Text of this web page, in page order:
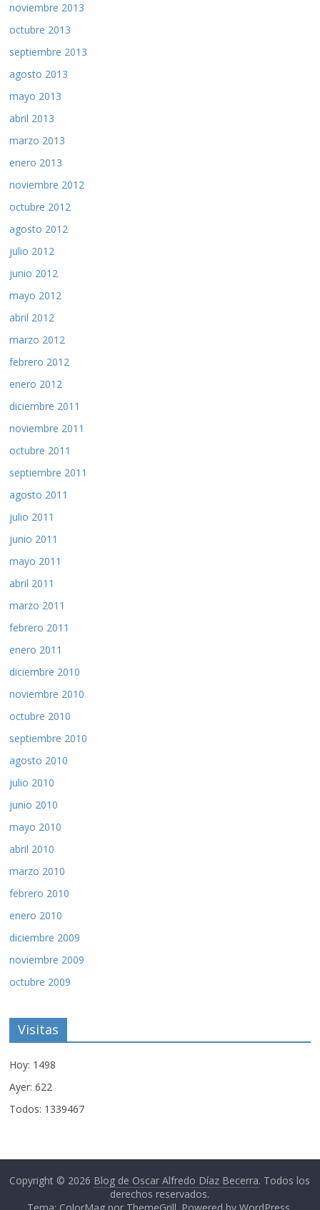
noviembre 2013
octubre 2013
septiembre 2013
agosto 2013
mayo 2013
abril 2013
marzo 2013
enero 2013
noviembre 2012
octubre 2012
agosto 2012
julio 2012
junio 2012
mayo 2012
abril 2012
marzo 2012
febrero 2012
enero 2012
diciembre 2011
noviembre 2011
octubre 2011
septiembre 2011
agosto 2011
julio 2011
junio 2011
mayo 2011
abril 2011
marzo 2011
febrero 2011
enero 2011
diciembre 2010
noviembre 2010
octubre 2010
septiembre 2010
agosto 2010
julio 2010
junio 2010
mayo 2010
abril 2010
marzo 2010
febrero 2010
enero 2010
diciembre 2009
noviembre 2009
octubre 2009
Visitas
Hoy: 1498
Ayer: 622
Todos: 1339467
Copyright © 2026 Blog de Oscar Alfredo Díaz Becerra. Todos los
derechos reservados.